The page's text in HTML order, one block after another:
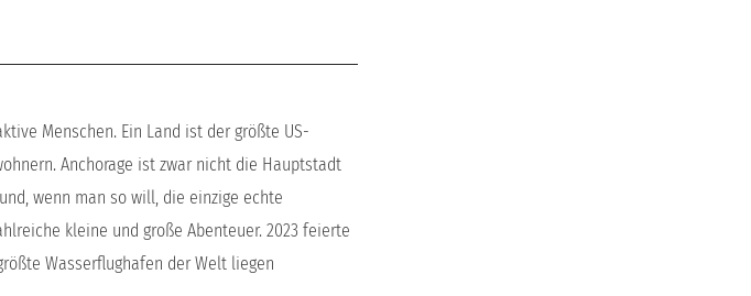
Menschen. Ein Land ist der größte US-
Anchorage ist zwar nicht die Hauptstadt
wenn man so will, die einzige echte
kleine und große Abenteuer. 2023 feierte
Wasserflughafen der Welt liegen